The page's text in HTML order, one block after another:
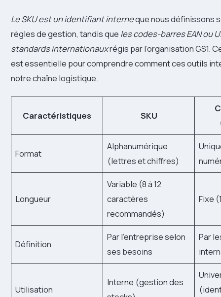
Le SKU est un identifiant interneque nous définissons
règles de gestion, tandis que les codes-barres EAN ou
standards internationauxrégis par l’organisation GS1.
est essentielle pour comprendre comment ces outils
notre chaîne logistique.
Caractéristiques SKU
Format
Alphanumérique
(lettres et chiffres)
Longueur
Variable (8 à 12
caractères
recommandés)
Fixe
Définition
Par l’entreprise selon
ses besoins
Par
Utilisation
Interne (gestion des